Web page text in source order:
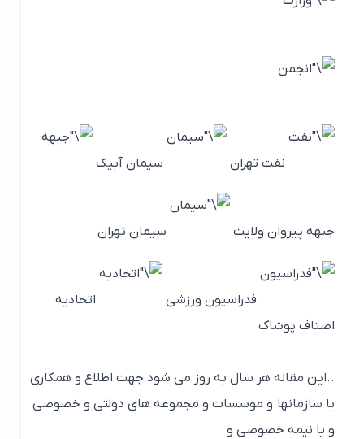
نفت تهران سیمان آبیک
جبهه پیروان ولایت سیمان تهران
فدراسیون ورزشی
اتحادیه
اصناف پوشاک
..این مقاله هر سال به روز می شود جهت اطلاع و همکاری
با سازمانها و موسسات و مجموعه های دولتی و خصوصی
و یا نیمه خصوصی و